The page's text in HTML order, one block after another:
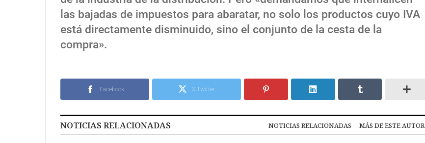
las bajadas de impuestos para abaratar, no solo los productos cuyo IVA
está directamente disminuido, sino el conjunto de la cesta de la
compra».
Facebook X Twitter
NOTICIAS RELACIONADAS NOTICIAS RELACIONADAS MÁS DE ESTE AUTOR